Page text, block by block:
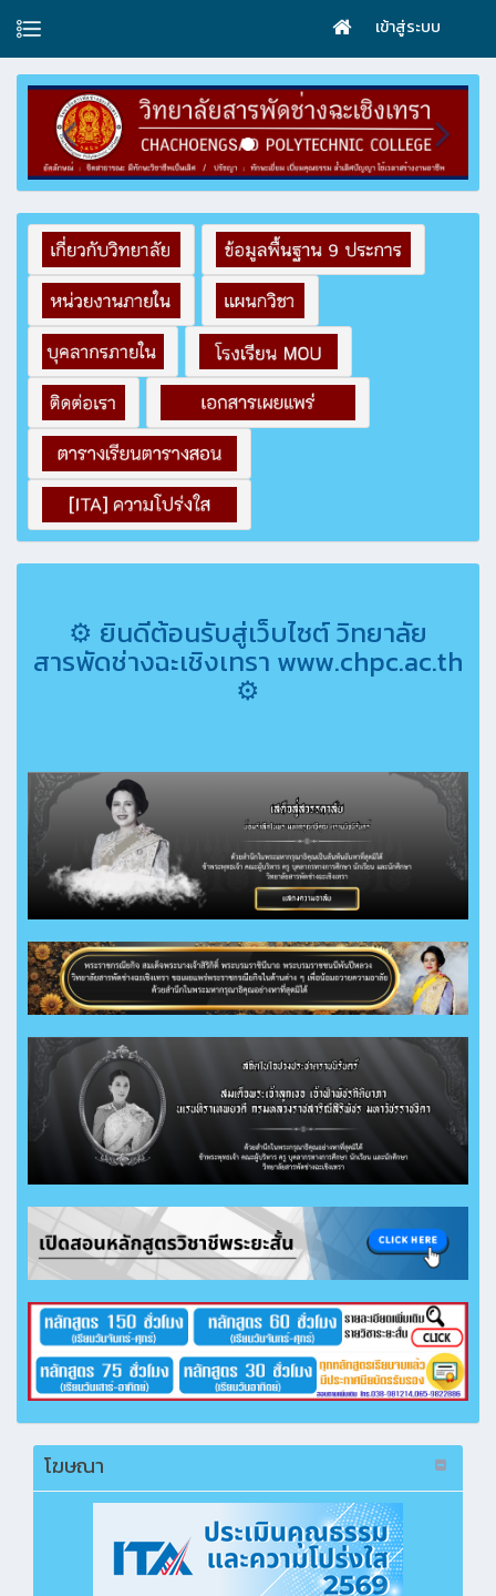
เข้าสู่ระบบ
⚙ ยินดีต้อนรับสู่เว็บไซต์ วิทยาลัย
สารพัดช่างฉะเชิงเทรา www.chpc.ac.th
⚙
โฆษณา